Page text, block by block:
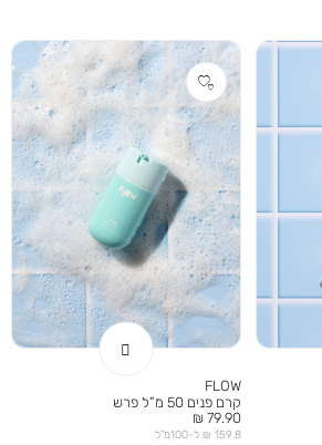
FLOW
קרם פנים 50 מ”ל פרש
מחיר
מוצר
79.90 ₪
159.8 ₪ ל-100מ”ל